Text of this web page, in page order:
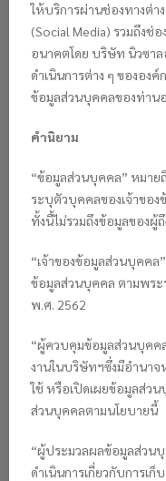
โปรดเลือกมหาวิทยาลั
university)
หากไม่พบชื่อมหาวิทยา
สามารถติดต่อได้ที่
ถึง 16 ตุลา
มหาวิทยา
📌 click here
📌 click here
มหาวิทยา
📌 click here
กลุ่มภาคใต้ ถึ
กลุ่มภาคเห
ให้บริการผ่านช่องทางต่า
(Social Media) รวมถึงช่
อนาคตโดย บริษัท นิวซาล
ดำเนินการต่าง ๆ ขององ
ข้อมูลส่วนบุคคลของท่านอ
คำนิยาม
“ข้อมูลส่วนบุคคล” หมาย
ระบุตัวบุคคลของเจ้าของ
ทั้งนี้ไม่รวมถึงข้อมูลของผู้
“เจ้าของข้อมูลส่วนบุคคล
ข้อมูลส่วนบุคคล ตามพร
พ.ศ. 2562
“ผู้ควบคุมข้อมูลส่วนบุคค
งานในบริษัทฯซึ่งมีอำนาจ
ใช้ หรือเปิดเผยข้อมูลส่ว
ส่วนบุคคลตามนโยบายนี้
“ผู้ประมวลผลข้อมูลส่วน
ดำเนินการเกี่ยวกับการเ